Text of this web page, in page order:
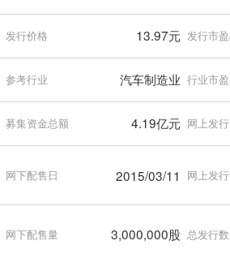
发行价格 13.97元 发行市
参考行业 汽车制造业 行业市
募集资金总额 4.19亿元 网上发
网下配售日 2015/03/11 网上发
网下配售量 3,000,000股 总发行